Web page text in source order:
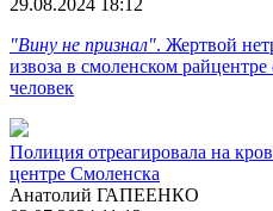
"Вину не признал". Жертвой
извоза в смоленском
человек
Полиция отреагировала на
центре Смоленска
Анатолий ГАПЕЕНКО